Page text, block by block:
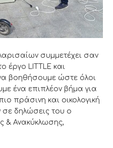
συμμετέχει σαν
έργο LITTLE και
βοηθήσουμε ώστε όλοι
ένα επιπλέον βήμα για
πράσινη και οικολογική
σε δηλώσεις του ο
& Ανακύκλωσης,